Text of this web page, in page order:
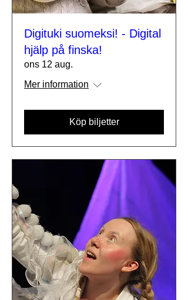
Digituki suomeksi! - Digital
hjälp på finska!
ons 12 aug.
Mer information
Köp biljetter